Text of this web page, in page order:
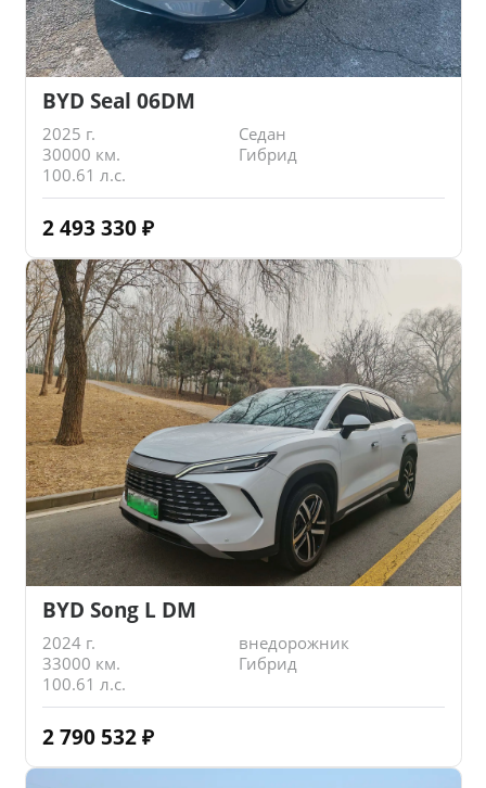
BYD Seal 06DM
2025 г.
Седан
30000 км.
Гибрид
100.61 л.с.
2 493 330 ₽
BYD Song L DM
2024 г.
внедорожник
33000 км.
Гибрид
100.61 л.с.
2 790 532 ₽